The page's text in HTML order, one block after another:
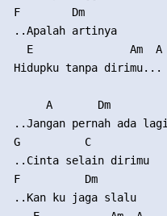
  F        Dm
  ..Apalah artinya
    E               Am  A
  Hidupku tanpa dirimu...
       A       Dm
  ..Jangan pernah ada lagi
  G          C
  ..Cinta selain dirimu
  F          Dm
  ..Kan ku jaga slalu